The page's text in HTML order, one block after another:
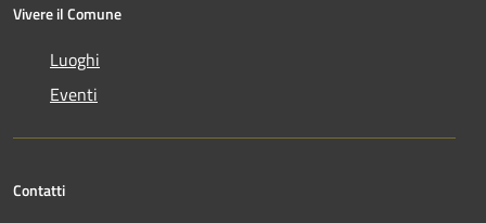
Vivere il Comune
Luoghi
Eventi
Contatti